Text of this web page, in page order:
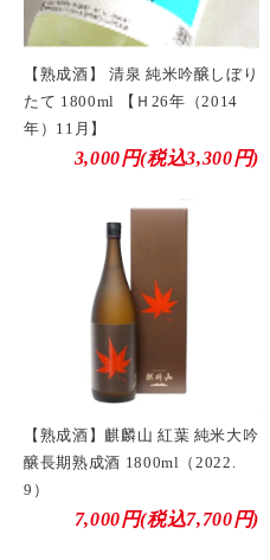
【熟成酒】 清泉 純米吟醸しぼり
たて 1800ml 【Ｈ26年（2014
年）11月】
3,000円(税込3,300円)
【熟成酒】麒麟山 紅葉 純米大吟
醸長期熟成酒 1800ml（2022.
9）
7,000円(税込7,700円)